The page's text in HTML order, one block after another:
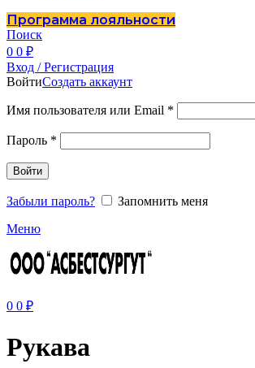
Программа лояльности
Поиск
0 0 ₽
Вход / Регистрация
ВойтиСоздать аккаунт
Имя пользователя или Email *
Пароль *
Войти
Забыли пароль?
Запомнить меня
Меню
0 0 ₽
Рукава